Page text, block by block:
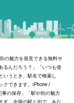
の魅力を発見できる無料サ
るんだろう？」「いつも使
いうとき、駅名で検索し
クできます。iPhone /
の保存」「駅や街の魅力
す。全国の駅と街で、あな